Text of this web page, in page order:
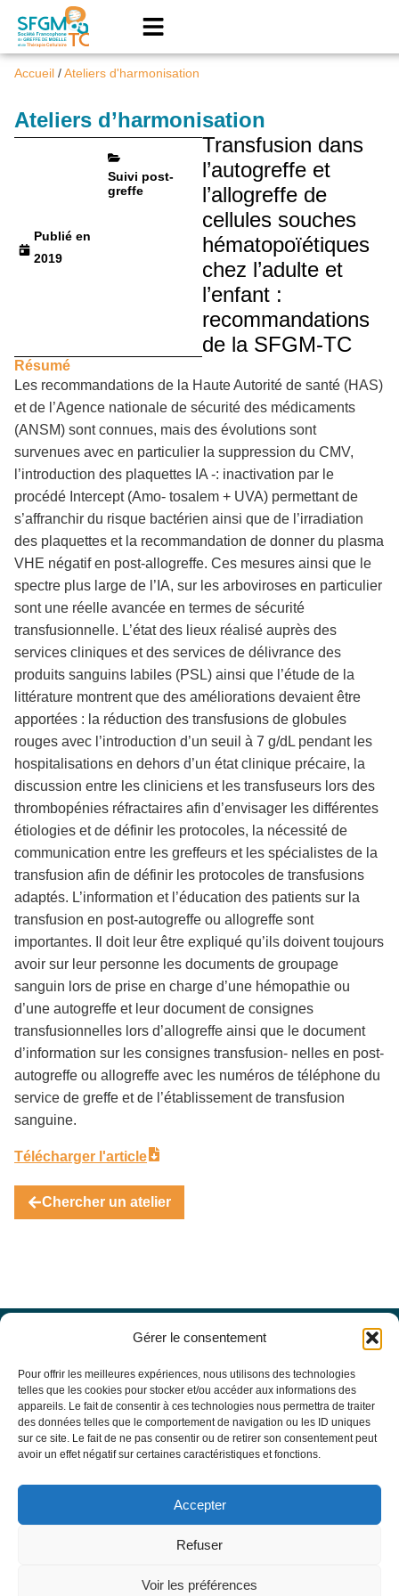
Gérer le consentement
Pour offrir les meilleures expériences, nous utilisons des technologies
telles que les cookies pour stocker et/ou accéder aux informations des
appareils. Le fait de consentir à ces technologies nous permettra de traiter
des données telles que le comportement de navigation ou les ID uniques
sur ce site. Le fait de ne pas consentir ou de retirer son consentement peut
avoir un effet négatif sur certaines caractéristiques et fonctions.
Accepter
Refuser
Voir les préférences
Accueil / Ateliers d'harmonisation
Ateliers d’harmonisation
Publié en
2019
Suivi post-
greffe
Transfusion dans
l’autogreffe et
l’allogreffe de
cellules souches
hématopoïétiques
chez l’adulte et
l’enfant :
recommandations
de la SFGM-TC
Résumé
Les recommandations de la Haute Autorité de santé (HAS)
et de l’Agence nationale de sécurité des médicaments
(ANSM) sont connues, mais des évolutions sont
survenues avec en particulier la suppression du CMV,
l’introduction des plaquettes IA -: inactivation par le
procédé Intercept (Amo- tosalem + UVA) permettant de
s’affranchir du risque bactérien ainsi que de l’irradiation
des plaquettes et la recommandation de donner du plasma
VHE négatif en post-allogreffe. Ces mesures ainsi que le
spectre plus large de l’IA, sur les arboviroses en particulier
sont une réelle avancée en termes de sécurité
transfusionnelle. L’état des lieux réalisé auprès des
services cliniques et des services de délivrance des
produits sanguins labiles (PSL) ainsi que l’étude de la
littérature montrent que des améliorations devaient être
apportées : la réduction des transfusions de globules
rouges avec l’introduction d’un seuil à 7 g/dL pendant les
hospitalisations en dehors d’un état clinique précaire, la
discussion entre les cliniciens et les transfuseurs lors des
thrombopénies réfractaires afin d’envisager les différentes
étiologies et de définir les protocoles, la nécessité de
communication entre les greffeurs et les spécialistes de la
transfusion afin de définir les protocoles de transfusions
adaptés. L’information et l’éducation des patients sur la
transfusion en post-autogreffe ou allogreffe sont
importantes. Il doit leur être expliqué qu’ils doivent toujours
avoir sur leur personne les documents de groupage
sanguin lors de prise en charge d’une hémopathie ou
d’une autogreffe et leur document de consignes
transfusionnelles lors d’allogreffe ainsi que le document
d’information sur les consignes transfusion- nelles en post-
autogreffe ou allogreffe avec les numéros de téléphone du
service de greffe et de l’établissement de transfusion
sanguine.
Télécharger l'article
Chercher un atelier
Actualités
Agenda
Missions du site
Mentions légales
Conditions générales d’utilisation
Base de données EBMT Registry